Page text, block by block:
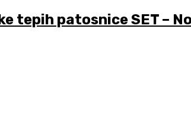
tepih patosnice SET –